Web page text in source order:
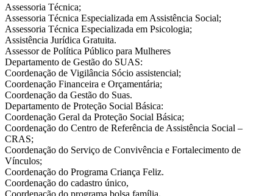
Assessoria Técnica;
Assessoria Técnica Especializada em Assistência Social;
Assessoria Técnica Especializada em Psicologia;
Assistência Jurídica Gratuita.
Assessor de Política Público para Mulheres
Departamento de Gestão do SUAS:
Coordenação de Vigilância Sócio assistencial;
Coordenação Financeira e Orçamentária;
Coordenação da Gestão do Suas.
Departamento de Proteção Social Básica:
Coordenação Geral da Proteção Social Básica;
Coordenação do Centro de Referência de Assistência Social –
CRAS;
Coordenação do Serviço de Convivência e Fortalecimento de
Vínculos;
Coordenação do Programa Criança Feliz.
Coordenação do cadastro único,
Coordenação do programa bolsa família.